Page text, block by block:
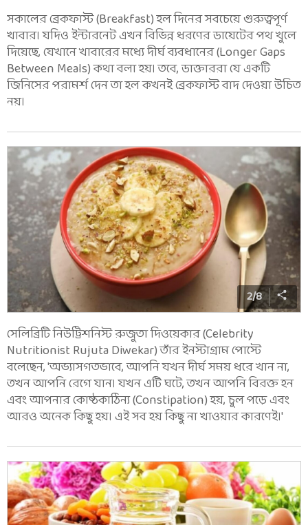
সকালের ব্রেকফাস্ট (Breakfast) হল দিনের সবচেয়ে গুরুত্বপূর্ণ
খাবার। যদিও ইন্টারনেট এখন বিভিন্ন ধরণের ডায়েটের পথ খুলে
দিয়েছে, যেখানে খাবারের মধ্যে দীর্ঘ ব্যবধানের (Longer Gaps
Between Meals) কথা বলা হয়। তবে, ডাক্তাররা যে একটি
জিনিসের পরামর্শ দেন তা হল কখনই ব্রেকফাস্ট বাদ দেওয়া উচিত
নয়।
2/8
সেলিব্রিটি নিউট্রিশনিস্ট রুজুতা দিওয়েকার (Celebrity
Nutritionist Rujuta Diwekar) তাঁর ইনস্টাগ্রাম পোস্টে
বলেছেন, 'অভ্যাসগতভাবে, আপনি যখন দীর্ঘ সময় ধরে খান না,
তখন আপনি রেগে যান। যখন এটি ঘটে, তখন আপনি বিরক্ত হন
এবং আপনার কোষ্ঠকাঠিন্য (Constipation) হয়, চুল পড়ে এবং
আরও অনেক কিছু হয়। এই সব হয় কিছু না খাওয়ার কারণেই।'